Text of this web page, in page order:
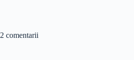
2 comentarii